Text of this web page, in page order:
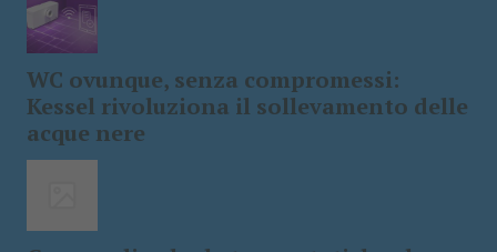
WC ovunque, senza compromessi:
Kessel rivoluziona il sollevamento delle
acque nere